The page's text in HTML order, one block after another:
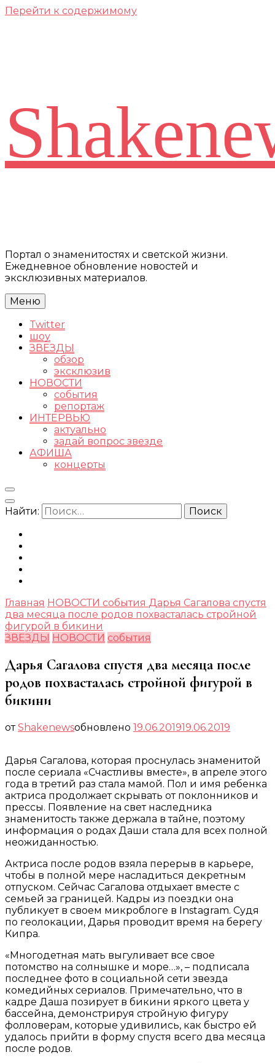
Перейти к содержимому
Портал о знаменитостях и светской жизни.
Ежедневное обновление новостей и
эксклюзивных материалов.
Меню
Twitter
шоу
ЗВЕЗДЫ
обзор
эксклюзив
НОВОСТИ
события
репортаж
ИНТЕРВЬЮ
актуально
задай вопрос звезде
АФИША
концерты
Найти:
Главная НОВОСТИ события Дарья Сагалова спустя
два месяца после родов похвасталась стройной
фигурой в бикини
ЗВЕЗДЫ НОВОСТИ события
Дарья Сагалова спустя два месяца после
родов похвасталась стройной фигурой в
бикини
отShakenewsобновлено 19.06.201919.06.2019
Дарья Сагалова, которая проснулась знаменитой
после сериала «Счастливы вместе», в апреле этого
года в третий раз стала мамой. Пол и имя ребенка
актриса продолжает скрывать от поклонников и
прессы. Появление на свет наследника
знаменитость также держала в тайне, поэтому
информация о родах Даши стала для всех полной
неожиданностью.
Актриса после родов взяла перерыв в карьере,
чтобы в полной мере насладиться декретным
отпуском. Сейчас Сагалова отдыхает вместе с
семьей за границей. Кадры из поездки она
публикует в своем микроблоге в Instagram. Судя
по геолокации, Дарья проводит время на берегу
Кипра.
«Многодетная мать выгуливает все свое
потомство на солнышке и море…», – подписала
последнее фото в социальной сети звезда
комедийных сериалов. Примечательно, что в
кадре Даша позирует в бикини яркого цвета у
бассейна, демонстрируя стройную фигуру
фолловерам, которые удивились, как быстро ей
удалось прийти в форму спустя всего два месяца
после родов.